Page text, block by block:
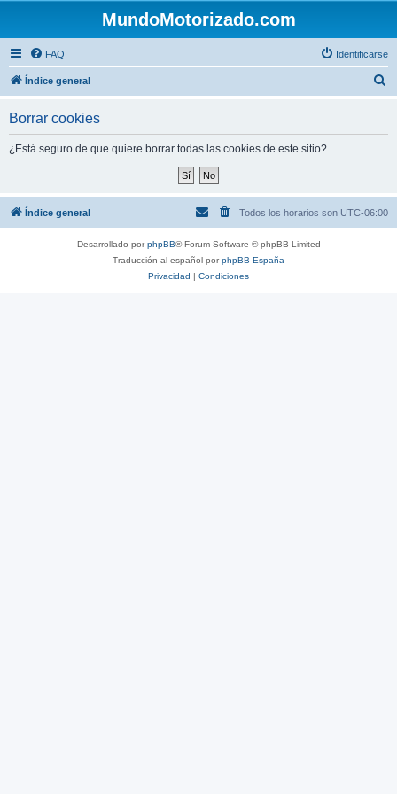
MundoMotorizado.com
FAQ Identificarse
Índice general
Borrar cookies
¿Está seguro de que quiere borrar todas las cookies de este sitio?
Índice general Todos los horarios son UTC-06:00
Desarrollado porphpBB® Forum Software © phpBB Limited
Traducción al español porphpBB España
Privacidad | Condiciones